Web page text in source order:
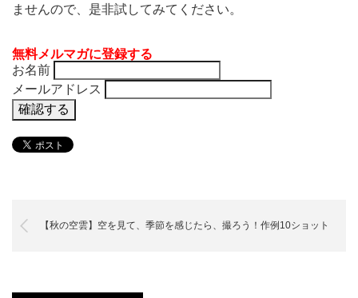
ませんので、是非試してみてください。
無料メルマガに登録する
お名前
メールアドレス
【秋の空雲】空を見て、季節を感じたら、撮ろう！作例10ショット